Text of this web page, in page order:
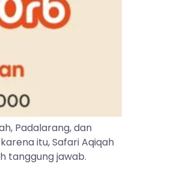
Padalarang, dan
itu, Safari Aqiqah
tanggung jawab.